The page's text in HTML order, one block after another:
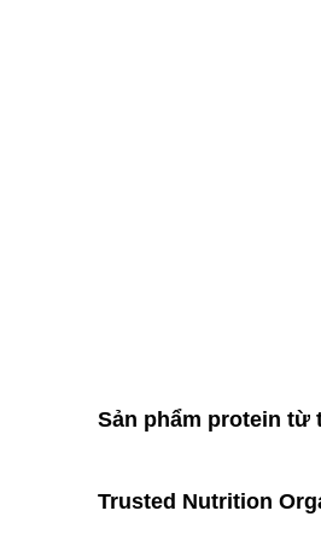
Sản phẩm protein từ
Trusted Nutrition